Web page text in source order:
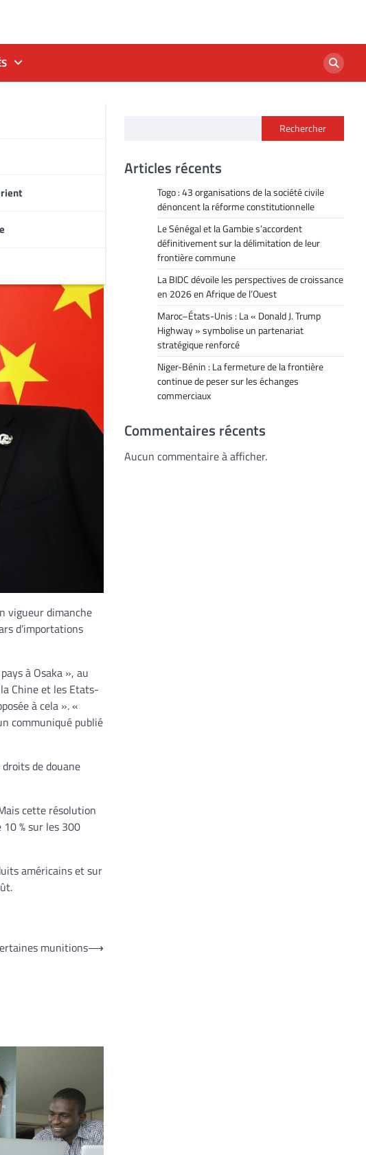
vigueur dimanche
d’importations
à Osaka », au
Chine et les Etats-
à cela ». «
communiqué publié
de douane
cette résolution
% sur les 300
américains et sur
munitions⟶
Rechercher
Articles récents
Togo : 43 organisations de la société civile
dénoncent la réforme constitutionnelle
Le Sénégal et la Gambie s’accordent
définitivement sur la délimitation de leur
frontière commune
La BIDC dévoile les perspectives de croissance
en 2026 en Afrique de l’Ouest
Maroc–États-Unis : La « Donald J. Trump
Highway » symbolise un partenariat
stratégique renforcé
Niger-Bénin : La fermeture de la frontière
continue de peser sur les échanges
commerciaux
Commentaires récents
Aucun commentaire à afficher.